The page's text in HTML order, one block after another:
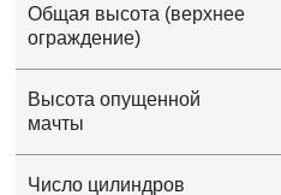
Общая высота (верхнее
ограждение)
Высота опущенной
мачты
Число цилиндров